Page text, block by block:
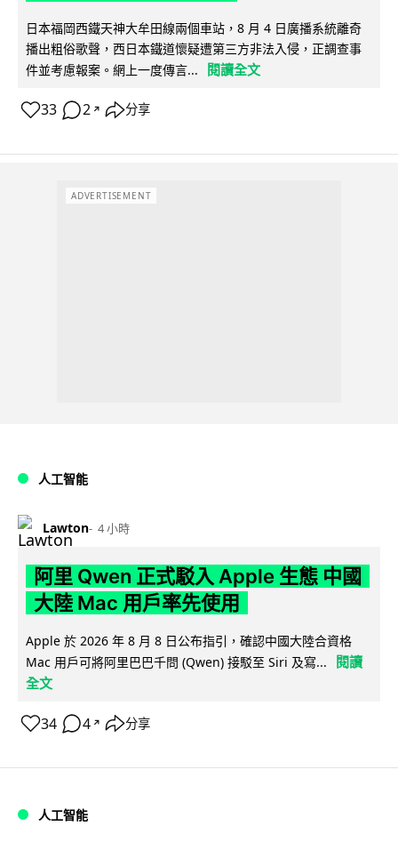
日本福岡西鐵天神大牟田線兩個車站，8 月 4 日廣播系統離奇
播出粗俗歌聲，西日本鐵道懷疑遭第三方非法入侵，正調查事
件並考慮報案。網上一度傳言...
閱讀全文
33 2 ↗ 分享
ADVERTISEMENT
人工智能
Lawton 4 小時
阿里 Qwen 正式駁入 Apple 生態 中國
大陸 Mac 用戶率先使用
Apple 於 2026 年 8 月 8 日公布指引，確認中國大陸合資格
Mac 用戶可將阿里巴巴千問 (Qwen) 接駁至 Siri 及寫...
閱讀
全文
34 4 ↗ 分享
人工智能